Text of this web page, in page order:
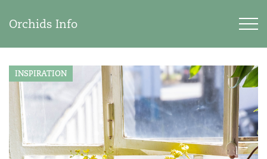
Orchids Info
INSPIRATION